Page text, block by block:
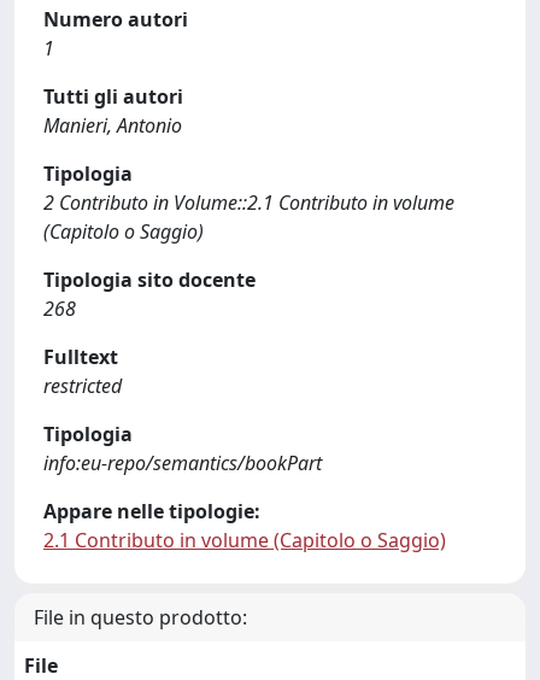
Numero autori
1
Tutti gli autori
Manieri, Antonio
Tipologia
2 Contributo in Volume::2.1 Contributo in volume
(Capitolo o Saggio)
Tipologia sito docente
268
Fulltext
restricted
Tipologia
info:eu-repo/semantics/bookPart
Appare nelle tipologie:
2.1 Contributo in volume (Capitolo o Saggio)
File in questo prodotto:
File